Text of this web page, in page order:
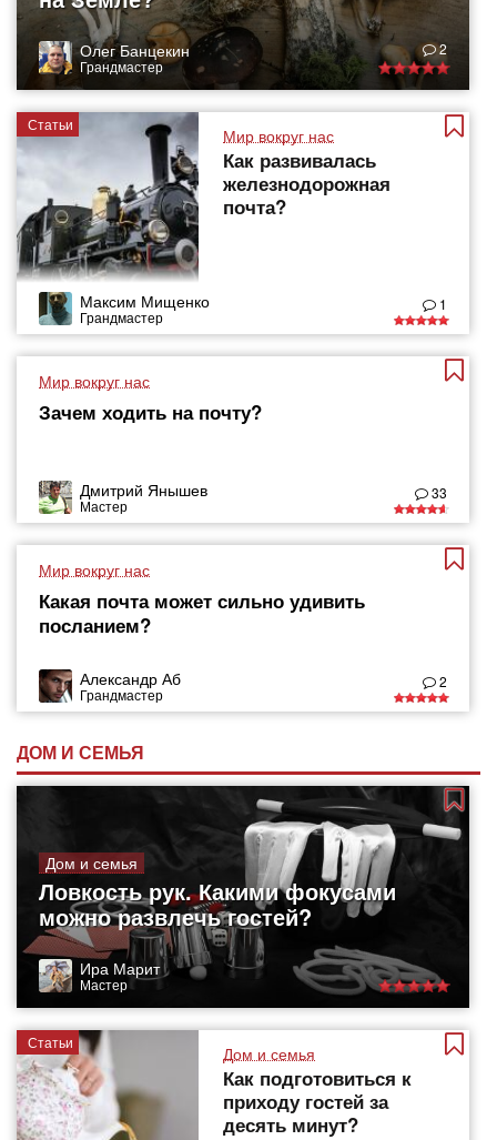
Олег Банцекин
Грандмастер
2
Статьи
Мир вокруг нас
Как развивалась
железнодорожная
почта?
Максим Мищенко
Грандмастер
1
Мир вокруг нас
Зачем ходить на почту?
Дмитрий Янышев
Мастер
33
Мир вокруг нас
Какая почта может сильно удивить
посланием?
Александр Аб
Грандмастер
2
ДОМ И СЕМЬЯ
Дом и семья
Ловкость рук. Какими фокусами
можно развлечь гостей?
Ира Марит
Мастер
Статьи
Дом и семья
Как подготовиться к
приходу гостей за
десять минут?